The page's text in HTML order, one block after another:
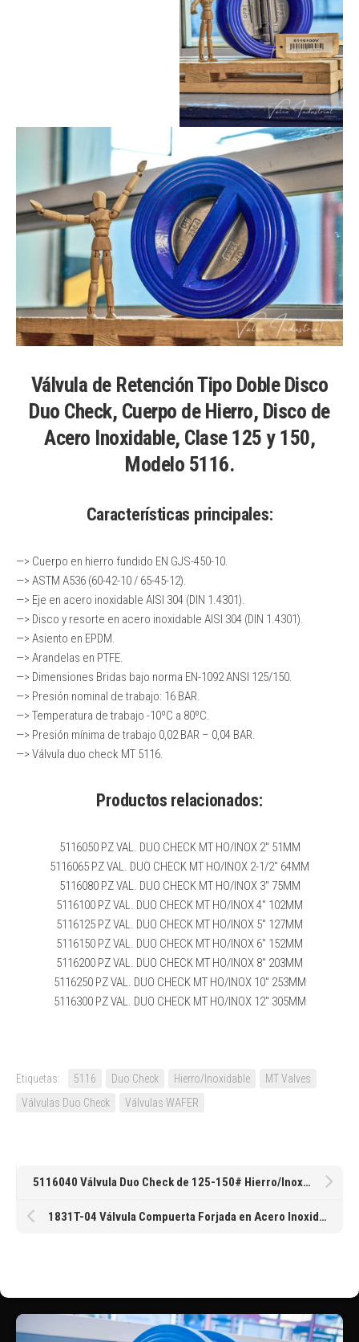
Válvula de Retención Tipo Doble Disco
Duo Check, Cuerpo de Hierro, Disco de
Acero Inoxidable, Clase 125 y 150,
Modelo 5116.
Características principales:
—> Cuerpo en hierro fundido EN GJS-450-10.
—> ASTM A536 (60-42-10 / 65-45-12).
—> Eje en acero inoxidable AISI 304 (DIN 1.4301).
—> Disco y resorte en acero inoxidable AISI 304 (DIN 1.4301).
—> Asiento en EPDM.
—> Arandelas en PTFE.
—> Dimensiones Bridas bajo norma EN-1092 ANSI 125/150.
—> Presión nominal de trabajo: 16 BAR.
—> Temperatura de trabajo -10ºC a 80ºC.
—> Presión mínima de trabajo 0,02 BAR – 0,04 BAR.
—> Válvula duo check MT 5116.
Productos relacionados:
5116050 PZ VAL. DUO CHECK MT HO/INOX 2″ 51MM
5116065 PZ VAL. DUO CHECK MT HO/INOX 2-1/2″ 64MM
5116080 PZ VAL. DUO CHECK MT HO/INOX 3″ 75MM
5116100 PZ VAL. DUO CHECK MT HO/INOX 4″ 102MM
5116125 PZ VAL. DUO CHECK MT HO/INOX 5″ 127MM
5116150 PZ VAL. DUO CHECK MT HO/INOX 6″ 152MM
5116200 PZ VAL. DUO CHECK MT HO/INOX 8″ 203MM
5116250 PZ VAL. DUO CHECK MT HO/INOX 10″ 253MM
5116300 PZ VAL. DUO CHECK MT HO/INOX 12″ 305MM
Etiquetas: 5116 Duo Check Hierro/Inoxidable
MT Valves
Válvulas Duo Check
Válvulas WAFER
5116040 Válvula Duo Check de 125-150# Hierro/Inoxidable de 1-1/2″ 38MM
1831T-04 Válvula Compuerta Forjada en Acero Inoxidable Roscada Clase 800 de 1/2″